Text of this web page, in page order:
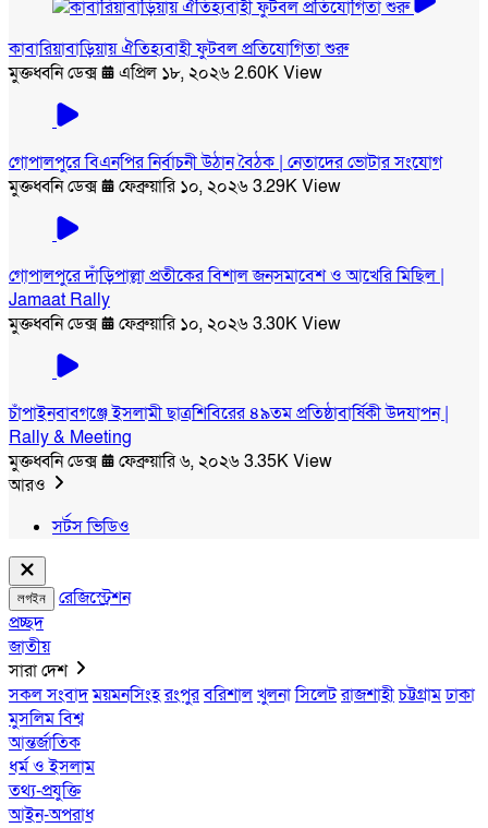
কাবারিয়াবাড়িয়ায় ঐতিহ্যবাহী ফুটবল প্রতিযোগিতা শুরু
মুক্তধ্বনি ডেক্স
এপ্রিল ১৮, ২০২৬2.60K View
গোপালপুরে বিএনপির নির্বাচনী উঠান বৈঠক | নেতাদের ভোটার সংযোগ
মুক্তধ্বনি ডেক্স
ফেব্রুয়ারি ১০, ২০২৬3.29K View
গোপালপুরে দাঁড়িপাল্লা প্রতীকের বিশাল জনসমাবেশ ও আখেরি মিছিল |
Jamaat Rally
মুক্তধ্বনি ডেক্স
ফেব্রুয়ারি ১০, ২০২৬3.30K View
চাঁপাইনবাবগঞ্জে ইসলামী ছাত্রশিবিরের ৪৯তম প্রতিষ্ঠাবার্ষিকী উদযাপন |
Rally & Meeting
মুক্তধ্বনি ডেক্স
ফেব্রুয়ারি ৬, ২০২৬3.35K View
আরও
সর্টস ভিডিও
লগইন
রেজিস্ট্রেশন
প্রচ্ছদ
জাতীয়
সারা দেশ
সকল সংবাদময়মনসিংহরংপুরবরিশালখুলনাসিলেটরাজশাহীচট্টগ্রামঢাকা
মুসলিম বিশ্ব
আন্তর্জাতিক
ধর্ম ও ইসলাম
তথ্য-প্রযুক্তি
আইন-অপরাধ